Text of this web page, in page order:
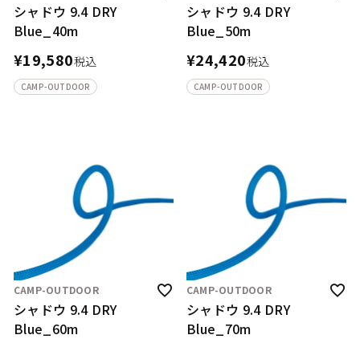
シャドウ 9.4 DRY
Blue_40m
¥19,580税込
CAMP-OUTDOOR
シャドウ 9.4 DRY
Blue_50m
¥24,420税込
CAMP-OUTDOOR
CAMP-OUTDOOR
シャドウ 9.4 DRY
Blue_60m
CAMP-OUTDOOR
シャドウ 9.4 DRY
Blue_70m